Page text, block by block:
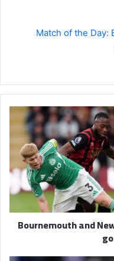
Match of the Day:
Bournemouth and